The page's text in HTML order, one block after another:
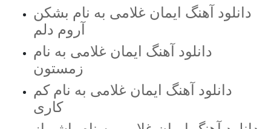
دانلود آهنگ ایمان غلامی به نام بشکن
آروم دلم
دانلود آهنگ ایمان غلامی به نام
زمستون
دانلود آهنگ ایمان غلامی به نام کم
کاری